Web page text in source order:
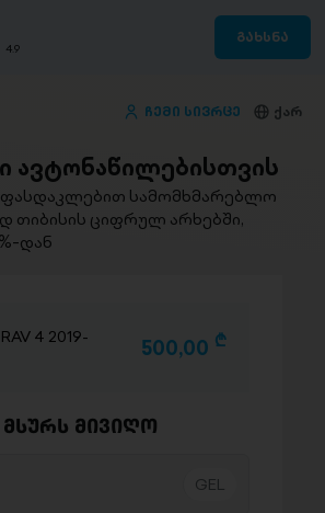
4.9
გახსნა
ჩემი სივრცე ქარ
ავტონაწილებისთვის
ფასდაკლებით სამომხმარებლო
თიბისის ციფრულ არხებში,
დან
4 2019-
500,00 D
მსურს მივიღო